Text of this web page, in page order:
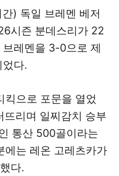
) 독일 브레멘 베저
시즌 분데스리가 22
레멘을 3-0으로 제
었다.
킥으로 포문을 열었
뜨리며 일찌감치 승부
통산 500골이라는
에는 레온 고레츠카가
다.